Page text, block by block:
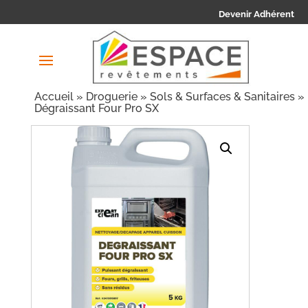
Devenir Adhérent
Accueil » Droguerie » Sols & Surfaces & Sanitaires »
Dégraissant Four Pro SX